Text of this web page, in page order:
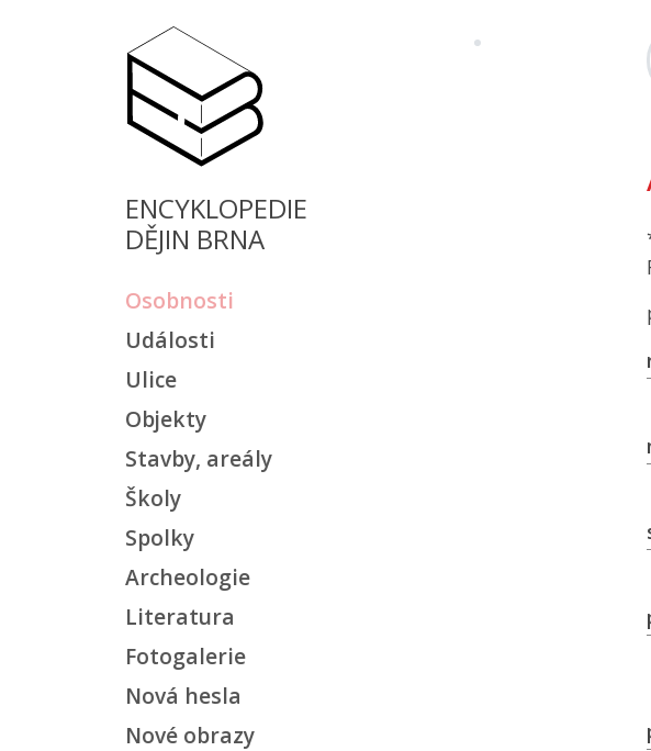
ENCYKLOPEDIE
DĚJIN BRNA
Osobnosti
Události
Ulice
Objekty
Stavby, areály
Školy
Spolky
Archeologie
Literatura
Fotogalerie
Nová hesla
Nové obrazy